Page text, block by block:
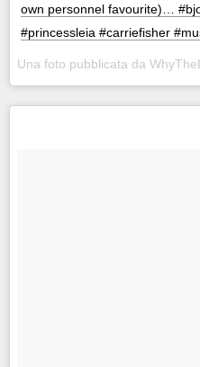
own personnel favourite)…
#princessleia #carriefisher